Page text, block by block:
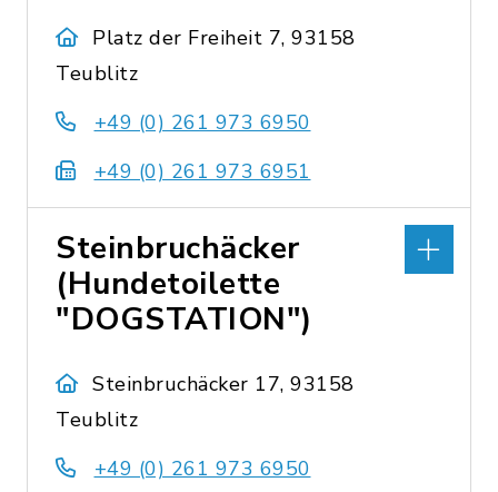
Platz der Freiheit 7, 93158
Teublitz
+49 (0) 261 973 6950
+49 (0) 261 973 6951
Steinbruchäcker
(Hundetoilette
"DOGSTATION")
Steinbruchäcker 17, 93158
Teublitz
+49 (0) 261 973 6950